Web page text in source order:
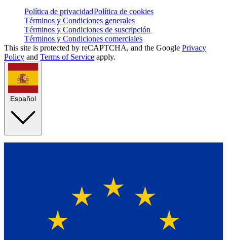
Política de privacidadPolítica de cookies
Términos y Condiciones generales
Términos y Condiciones de suscripción
Términos y Condiciones comerciales
This site is protected by reCAPTCHA, and the Google Privacy
Policy and Terms of Service apply.
Español